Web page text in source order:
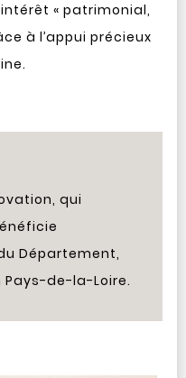
« patrimonial,
à l’appui précieux
qui
Département,
Pays-de-la-Loire.